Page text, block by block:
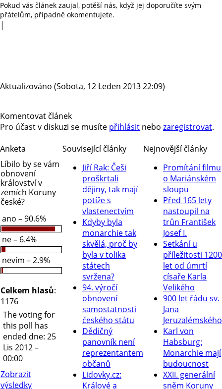
Pokud vás článek zaujal, potěší nás, když jej doporučíte svým
přátelům, případně okomentujete.
|
Aktualizováno (Sobota, 12 Leden 2013 22:09)
Komentovat článek
Pro účast v diskuzi se musíte přihlásit nebo zaregistrovat.
Anketa
Líbilo by se vám
obnovení
království v
zemích Koruny
české?
ano – 90.6%
ne – 6.4%
nevím – 2.9%
Celkem hlasů:
1176
The voting for
this poll has
ended dne: 25
Lis 2012 –
00:00
Zobrazit
výsledky
Související články
Jiří Rak: Češi
proškrtali
dějiny, tak mají
potíže s
vlastenectvím
Kdyby byla
monarchie tak
skvělá, proč by
byla v tolika
státech
svržena?
94. výročí
obnovení
samostatnosti
českého státu
Dědičný
panovník není
reprezentantem
občanů
Lidovky.cz:
Králové a
Nejnovější články
Promítání filmu
o Mariánském
sloupu
Před 165 lety
nastoupil na
trůn František
Josef I.
Setkání u
příležitosti 1200
let od úmrtí
císaře Karla
Velikého
900 let řádu sv.
Jana
Jeruzalémského
Karl von
Habsburg:
Monarchie mají
budoucnost
XXII. generální
sněm Koruny